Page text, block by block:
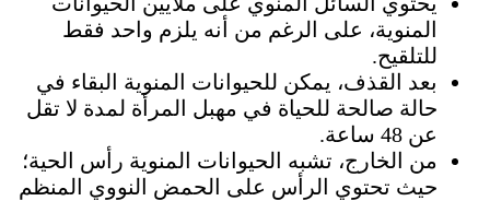
المنوية، على الرغم من أنه يلزم واحد فقط
للتلقيح.
بعد القذف، يمكن للحيوانات المنوية البقاء في
حالة صالحة للحياة في مهبل المرأة لمدة لا تقل
عن 48 ساعة.
من الخارج، تشبه الحيوانات المنوية رأس الحية؛
حيث تحتوي الرأس على الحمض النووي المنظم